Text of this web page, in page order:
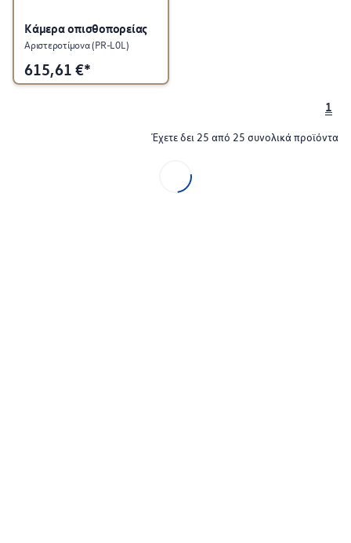
Κάμερα οπισθοπορείας
Αριστεροτίμονα (PR-L0L)
615,61 €*
1
Έχετε δει 25 από 25 συνολικά προϊόντα